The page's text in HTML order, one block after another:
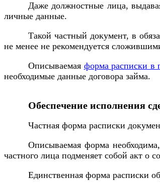
Даже должностные лица,
личные данные.
Такой частный документ, в
не менее не рекомендуется
Описываемая форма расписки в
необходимые данные договора займа.
Обеспечение исполнения
Частная форма расписки
Описываемая форма
частного лица подменяет собой акт о
Единственная форма расписки